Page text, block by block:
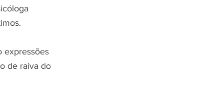
expressões
de raiva do